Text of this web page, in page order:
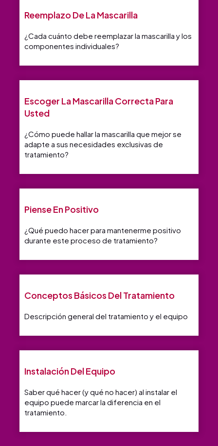
Reemplazo De La Mascarilla
¿Cada cuánto debe reemplazar la mascarilla y los
componentes individuales?
Escoger La Mascarilla Correcta Para
Usted
¿Cómo puede hallar la mascarilla que mejor se
adapte a sus necesidades exclusivas de
tratamiento?
Piense En Positivo
¿Qué puedo hacer para mantenerme positivo
durante este proceso de tratamiento?
Conceptos Básicos Del Tratamiento
Descripción general del tratamiento y el equipo
Instalación Del Equipo
Saber qué hacer (y qué no hacer) al instalar el
equipo puede marcar la diferencia en el
tratamiento.